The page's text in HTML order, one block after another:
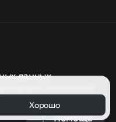
данных
технологий
и политики
Хорошо
Помощь